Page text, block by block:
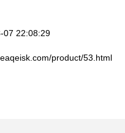
07 22:08:29
product/53.html